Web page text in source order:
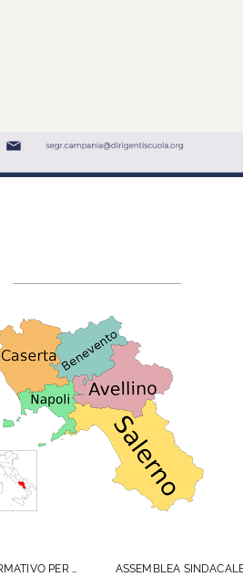
ASSEMBLEA SINDACALE E INCONTRO FORMATIVO PER NEO DS IN PUGLIA- 6 NOVEMBRE 2025- ANDRIA (BT)